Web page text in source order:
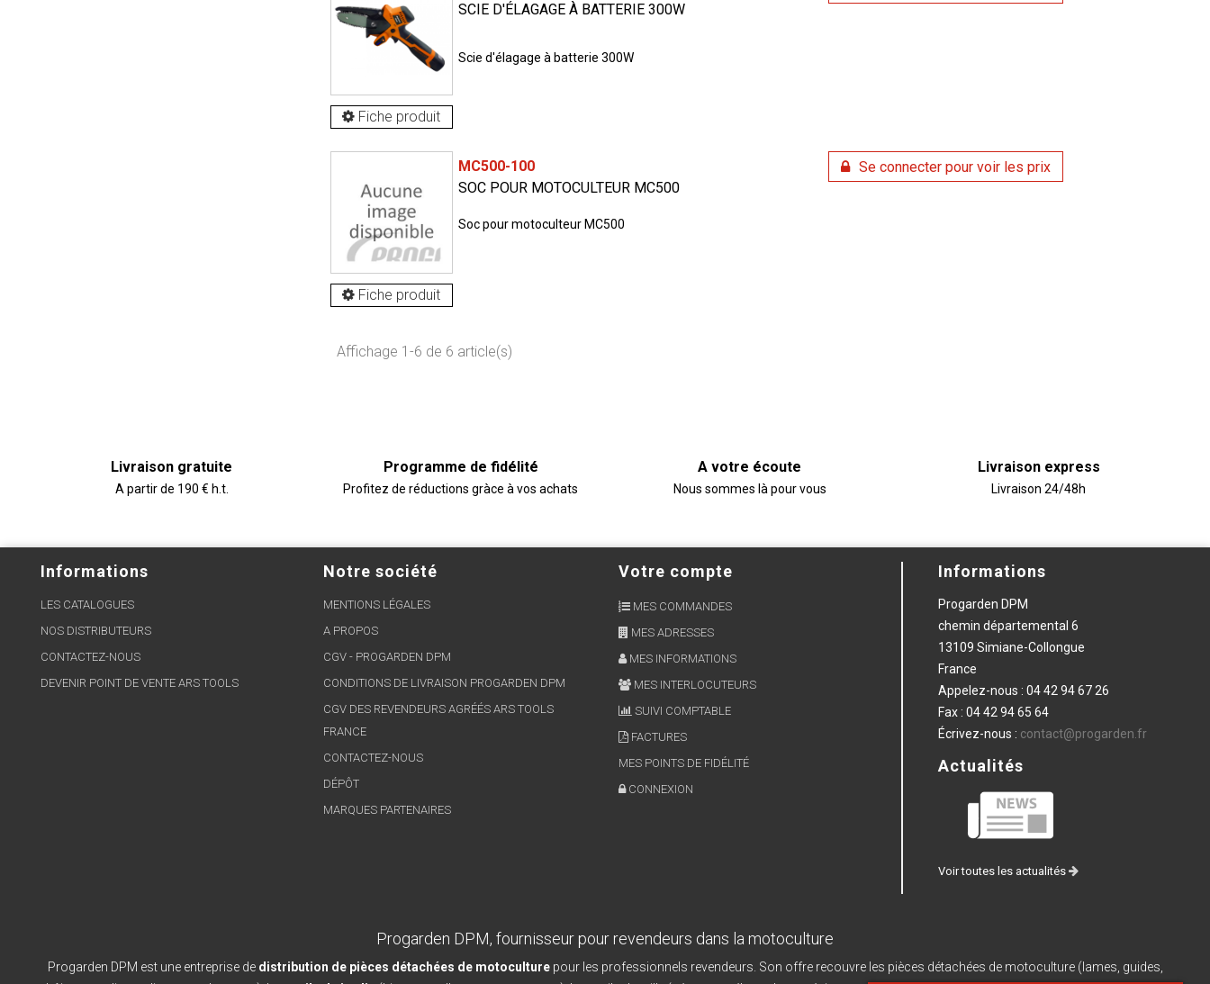
Fiche produit
SCIE D'ÉLAGAGE À BATTERIE 300W
Scie d'élagage à batterie 300W
Fiche produit
MC500-100
SOC POUR MOTOCULTEUR MC500
Soc pour motoculteur MC500
Se connecter pour voir les prix
Affichage 1-6 de 6 article(s)
Livraison gratuite
A partir de 190 € h.t.
Programme de fidélité
Profitez de réductions gràce à vos achats
A votre écoute
Nous sommes là pour vous
Livraison express
Livraison 24/48h
Informations
LES CATALOGUES
NOS DISTRIBUTEURS
CONTACTEZ-NOUS
DEVENIR POINT DE VENTE ARS TOOLS
Notre société
MENTIONS LÉGALES
A PROPOS
CGV - PROGARDEN DPM
CONDITIONS DE LIVRAISON PROGARDEN DPM
CGV DES REVENDEURS AGRÉÉS ARS TOOLS
FRANCE
CONTACTEZ-NOUS
DÉPÔT
MARQUES PARTENAIRES
Votre compte
MES COMMANDES
MES ADRESSES
MES INFORMATIONS
MES INTERLOCUTEURS
SUIVI COMPTABLE
FACTURES
MES POINTS DE FIDÉLITÉ
CONNEXION
Informations
Progarden DPM
chemin départemental 6
13109 Simiane-Collongue
France
Appelez-nous : 04 42 94 67 26
Fax : 04 42 94 65 64
Écrivez-nous : contact@progarden.fr
Actualités
Voir toutes les actualités
Progarden DPM, fournisseur pour revendeurs dans la motoculture
Progarden DPM est une entreprise de distribution de pièces détachées de motoculturepour les professionnels revendeurs. Son offre recouvre les pièces détachées de motoculture (lames, guides,